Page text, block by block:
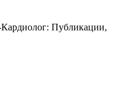
Публикации,